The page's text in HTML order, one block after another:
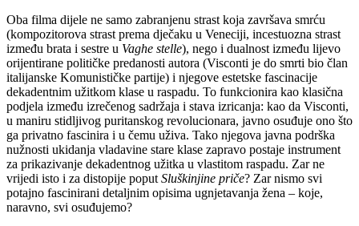
Oba filma dijele ne samo zabranjenu strast koja završava smrću
(kompozitorova strast prema dječaku u Veneciji, incestuozna strast
između brata i sestre u Vaghe stelle), nego i dualnost između lijevo
orijentirane političke predanosti autora (Visconti je do smrti bio član
italijanske Komunističke partije) i njegove estetske fascinacije
dekadentnim užitkom klase u raspadu. To funkcionira kao klasična
podjela između izrečenog sadržaja i stava izricanja: kao da Visconti,
u maniru stidljivog puritanskog revolucionara, javno osuđuje ono što
ga privatno fascinira i u čemu uživa. Tako njegova javna podrška
nužnosti ukidanja vladavine stare klase zapravo postaje instrument
za prikazivanje dekadentnog užitka u vlastitom raspadu. Zar ne
vrijedi isto i za distopije poput Sluškinjine priče? Zar nismo svi
potajno fascinirani detaljnim opisima ugnjetavanja žena – koje,
naravno, svi osuđujemo?